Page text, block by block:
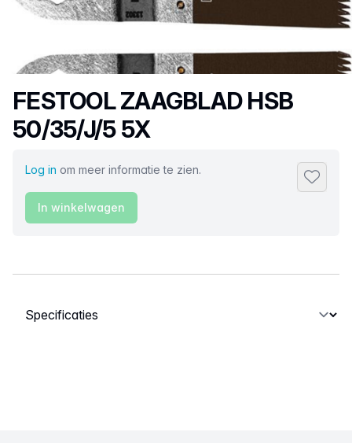
Productnaam
FESTOOL ZAAGBLAD HSB
50/35/J/5 5X
Log in om meer informatie te zien.
In winkelwagen
Selecteer een tabblad